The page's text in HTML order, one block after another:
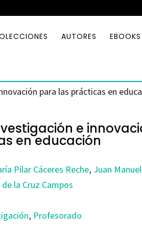
AUTORES EBOOKS
para las prácticas en
e
en educación
Pilar Cáceres Reche, Juan Manuel
la Cruz Campos
, Profesorado